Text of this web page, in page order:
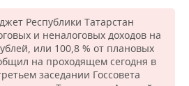
Республики Татарстан
и неналоговых доходов на
или 100,8 % от плановых
на проходящем сегодня в
заседании Госсовета